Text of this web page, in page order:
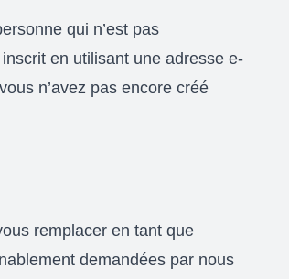
qui n’est pas
en utilisant une adresse e-
n’avez pas encore créé
remplacer en tant que
demandées par nous